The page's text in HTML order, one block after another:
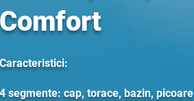
Comfort
Caracteristici:
4 segmente: cap, torace, bazin, picoare